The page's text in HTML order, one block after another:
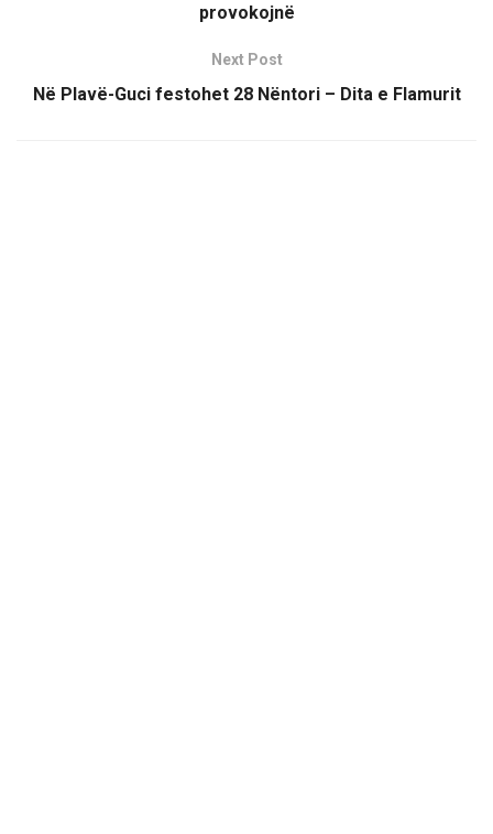
provokojnë
Next Post
Në Plavë-Guci festohet 28 Nëntori – Dita e Flamurit